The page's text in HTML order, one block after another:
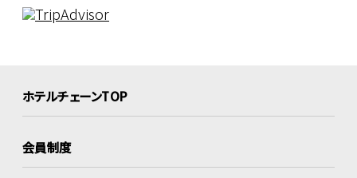
ホテルチェーンTOP
会員制度